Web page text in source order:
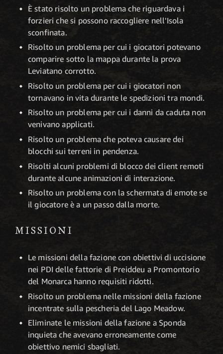
È stato risolto un problema che riguardava i
forzieri che si possono raccogliere nell'Isola
sconfinata.
Risolto un problema per cui i giocatori potevano
comparire sotto la mappa durante la prova
Leviatano corrotto.
Risolto un problema per cui i giocatori non
tornavano in vita durante le spedizioni tra mondi.
Risolto un problema per cui i danni da caduta non
venivano applicati.
Risolto un problema che poteva causare dei
blocchi sui terreni in pendenza.
Risolti alcuni problemi di blocco dei client remoti
durante alcune animazioni di interazione.
Risolto un problema con la schermata di emote se
il giocatore è a un passo dalla morte.
MISSIONI
Le missioni della fazione con obiettivi di uccisione
nei PDI delle fattorie di Preiddeu a Promontorio
del Monarca hanno requisiti ridotti.
Risolto un problema nelle missioni della fazione
incentrate sulla pescheria del Lago Meadow.
Eliminate le missioni della fazione a Sponda
inquieta che avevano erroneamente come
obiettivo nemici sbagliati.